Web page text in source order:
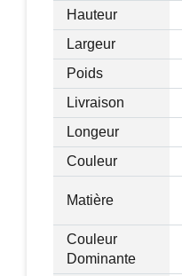
Hauteur
Largeur
Poids
Livraison
Longeur
Couleur
Matière
Couleur
Dominante